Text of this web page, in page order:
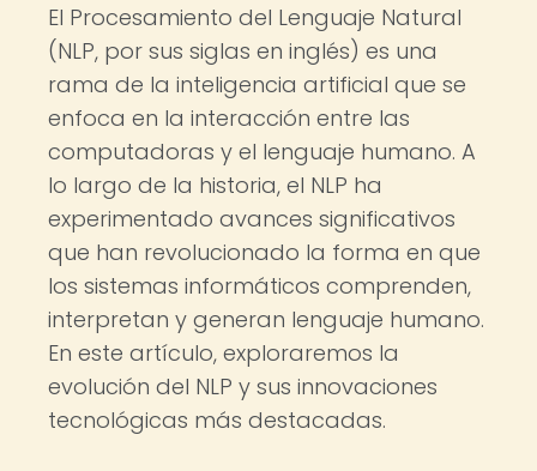
El Procesamiento del Lenguaje Natural
(NLP, por sus siglas en inglés) es una
rama de la inteligencia artificial que se
enfoca en la interacción entre las
computadoras y el lenguaje humano. A
lo largo de la historia, el NLP ha
experimentado avances significativos
que han revolucionado la forma en que
los sistemas informáticos comprenden,
interpretan y generan lenguaje humano.
En este artículo, exploraremos la
evolución del NLP y sus innovaciones
tecnológicas más destacadas.